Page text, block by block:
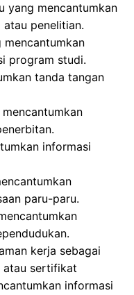
yang mencantumkan
penelitian.
program studi.
tanda tangan
informasi
paru-paru.
kerja sebagai
atau sertifikat
informasi